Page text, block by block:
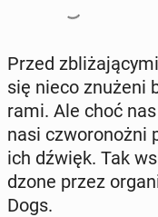
Przed
się nieco znużeni
ra­mi. Ale choć
nasi czwo­ro­noż­ni
ich dźwięk. Tak
dzo­ne przez
Dogs.